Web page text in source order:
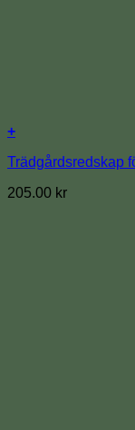
+
Trädgårdsredskap
205.00 kr